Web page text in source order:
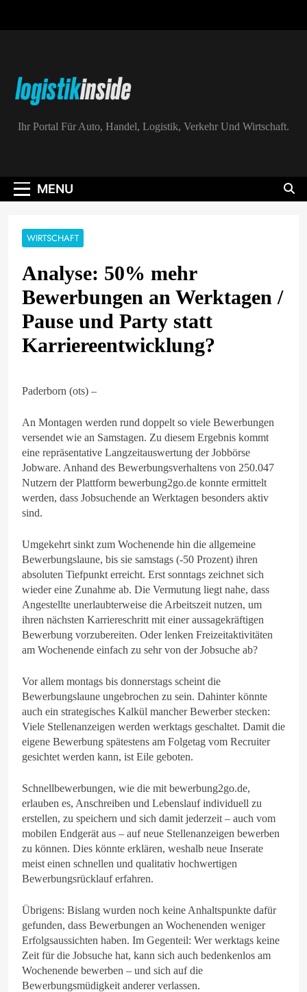
Logistik|Inside
Ihr Portal Für Auto, Handel, Logistik, Verkehr Und Wirtschaft.
MENU
WIRTSCHAFT
Analyse: 50% mehr
Bewerbungen an Werktagen /
Pause und Party statt
Karriereentwicklung?
Paderborn (ots) –
An Montagen werden rund doppelt so viele Bewerbungen
versendet wie an Samstagen. Zu diesem Ergebnis kommt
eine repräsentative Langzeitauswertung der Jobbörse
Jobware. Anhand des Bewerbungsverhaltens von 250.047
Nutzern der Plattform bewerbung2go.de konnte ermittelt
werden, dass Jobsuchende an Werktagen besonders aktiv
sind.
Umgekehrt sinkt zum Wochenende hin die allgemeine
Bewerbungslaune, bis sie samstags (-50 Prozent) ihren
absoluten Tiefpunkt erreicht. Erst sonntags zeichnet sich
wieder eine Zunahme ab. Die Vermutung liegt nahe, dass
Angestellte unerlaubterweise die Arbeitszeit nutzen, um
ihren nächsten Karriereschritt mit einer aussagekräftigen
Bewerbung vorzubereiten. Oder lenken Freizeitaktivitäten
am Wochenende einfach zu sehr von der Jobsuche ab?
Vor allem montags bis donnerstags scheint die
Bewerbungslaune ungebrochen zu sein. Dahinter könnte
auch ein strategisches Kalkül mancher Bewerber stecken:
Viele Stellenanzeigen werden werktags geschaltet. Damit die
eigene Bewerbung spätestens am Folgetag vom Recruiter
gesichtet werden kann, ist Eile geboten.
Schnellbewerbungen, wie die mit bewerbung2go.de,
erlauben es, Anschreiben und Lebenslauf individuell zu
erstellen, zu speichern und sich damit jederzeit – auch vom
mobilen Endgerät aus – auf neue Stellenanzeigen bewerben
zu können. Dies könnte erklären, weshalb neue Inserate
meist einen schnellen und qualitativ hochwertigen
Bewerbungsrücklauf erfahren.
Übrigens: Bislang wurden noch keine Anhaltspunkte dafür
gefunden, dass Bewerbungen an Wochenenden weniger
Erfolgsaussichten haben. Im Gegenteil: Wer werktags keine
Zeit für die Jobsuche hat, kann sich auch bedenkenlos am
Wochenende bewerben – und sich auf die
Bewerbungsmüdigkeit anderer verlassen.